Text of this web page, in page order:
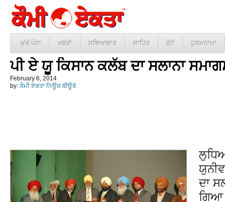
ਮੁਖੱ ਪੰਨਾ ਖ਼ਬਰਾਂ ਸਭਿਆਚਾਰ ਸਾਹਿਤ ਫੋਟੋ ਹੁਕਮਨਾਮਾ
ਪੀ ਏ ਯੂ ਕਿਸਾਨ ਕਲੱਬ ਦਾ ਸਲਾਨਾ
February 6, 2014
by: ਕੌਮੀ ਏਕਤਾ ਨਿਊਜ਼ ਬੀਊਰੋ
ਦਾ
ਗਿਆ